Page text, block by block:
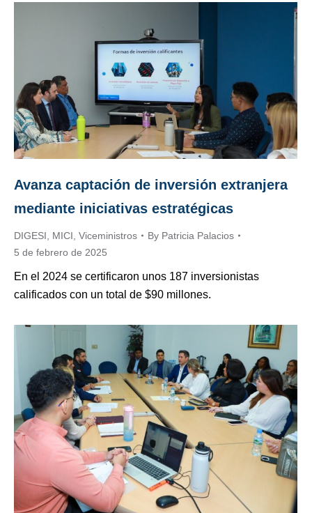
Avanza captación de inversión extranjera
mediante iniciativas estratégicas
DIGESI MICI Viceministros By Patricia Palacios
5 de febrero de 2025
En el 2024 se certificaron unos 187 inversionistas
calificados con un total de $90 millones.